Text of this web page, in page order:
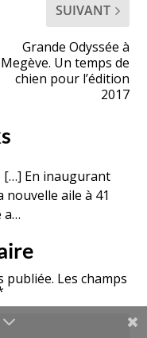
SUIVANT
Grande Odyssée à
Megève. Un temps de
chien pour l’édition
2017
[…] En inaugurant
nouvelle aile à 41
a…
publiée. Les champs